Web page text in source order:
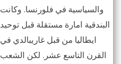
والسياسية في فلورنسا. وكانت
البندقية امارة مستقلة قبل توحيد
ايطاليا من قبل غاريبالدي في
القرن التاسع عشر. لكن الشعب